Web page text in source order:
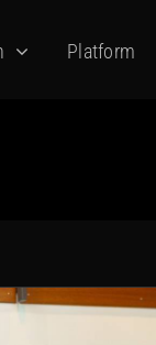
Platform